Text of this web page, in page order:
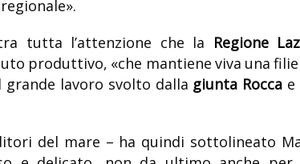
tutta l’attenzione che la Regione
produttivo, «che mantiene viva una
lavoro svolto dalla giunta Rocca e
del mare – ha quindi sottolineato